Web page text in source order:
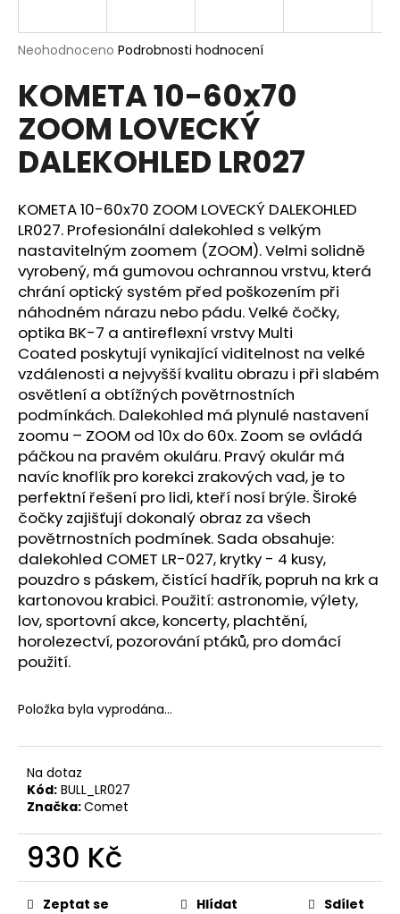
Průměrné
produktu
je
0,0
z
5
hvězdiček.
Neohodnoceno Podrobnosti hodnocení
KOMETA 10-60x70
ZOOM LOVECKÝ
DALEKOHLED LR027
KOMETA 10-60x70 ZOOM LOVECKÝ DALEKOHLED
LR027. Profesionální dalekohled s velkým
nastavitelným zoomem (ZOOM). Velmi solidně
vyrobený, má gumovou ochrannou vrstvu, která
chrání optický systém před poškozením při
náhodném nárazu nebo pádu. Velké čočky,
optika BK-7 a antireflexní vrstvy Multi
Coated poskytují vynikající viditelnost na velké
vzdálenosti a nejvyšší kvalitu obrazu i při slabém
osvětlení a obtížných povětrnostních
podmínkách. Dalekohled má plynulé nastavení
zoomu – ZOOM od 10x do 60x. Zoom se ovládá
páčkou na pravém okuláru. Pravý okulár má
navíc knoflík pro korekci zrakových vad, je to
perfektní řešení pro lidi, kteří nosí brýle. Široké
čočky zajišťují dokonalý obraz za všech
povětrnostních podmínek. Sada obsahuje:
dalekohled COMET LR-027, krytky - 4 kusy,
pouzdro s páskem, čistící hadřík, popruh na krk a
kartonovou krabici. Použití: astronomie, výlety,
lov, sportovní akce, koncerty, plachtění,
horolezectví, pozorování ptáků, pro domácí
použití.
Položka byla vyprodána…
Na dotaz
Kód: BULL_LR027
Značka:Comet
930 Kč
Měrná
cena:Zeptat se Hlídat Sdílet
j
t
?
HLEDAT
D
o
p
o
r
u
č
u
j
e
m
e
FLOBERTOVÉ
NÁBOJE
SELLIER
&
BELLOT
CAL.
6MM
FLOBERT
ME
100KS
Kč